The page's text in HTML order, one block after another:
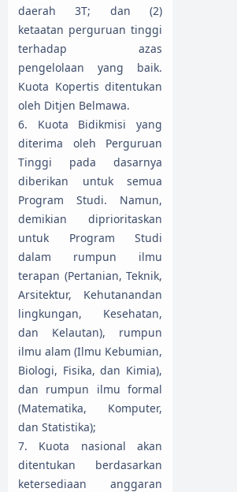
daerah 3T; dan (2)
ketaatan perguruan tinggi
terhadap azas
pengelolaan yang baik.
Kuota Kopertis ditentukan
oleh Ditjen Belmawa.
6. Kuota Bidikmisi yang
diterima oleh Perguruan
Tinggi pada dasarnya
diberikan untuk semua
Program Studi. Namun,
demikian diprioritaskan
untuk Program Studi
dalam rumpun ilmu
terapan (Pertanian, Teknik,
Arsitektur, Kehutanandan
lingkungan, Kesehatan,
dan Kelautan), rumpun
ilmu alam (Ilmu Kebumian,
Biologi, Fisika, dan Kimia),
dan rumpun ilmu formal
(Matematika, Komputer,
dan Statistika);
7. Kuota nasional akan
ditentukan berdasarkan
ketersediaan anggaran